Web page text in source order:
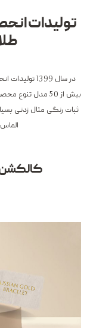
تولیدات
در سال 1399
بیش از 50 مدل
ثبات رنگی مثال زدنی
کالکشن